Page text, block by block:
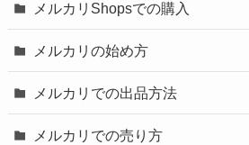
メルカリShopsでの購入
メルカリの始め方
メルカリでの出品方法
メルカリでの売り方